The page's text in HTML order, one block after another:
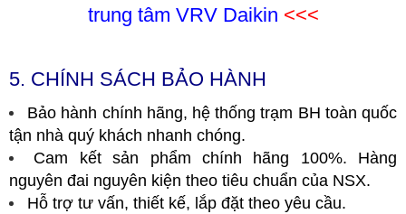
trung tâm VRV Daikin <<<
5. CHÍNH SÁCH BẢO HÀNH
Bảo hành chính hãng, hệ thống trạm BH toàn quốc
tận nhà quý khách nhanh chóng.
Cam kết sản phẩm chính hãng 100%. Hàng
nguyên đai nguyên kiện theo tiêu chuẩn của NSX.
Hỗ trợ tư vấn, thiết kế, lắp đặt theo yêu cầu.